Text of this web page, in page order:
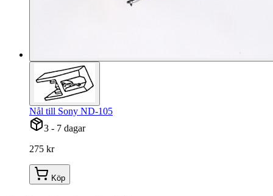
Nål till Sony ND-105
3 - 7 dagar
275 kr
Köp